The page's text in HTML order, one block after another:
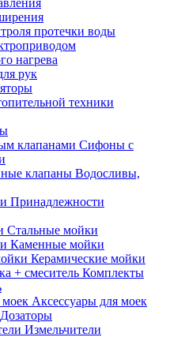
протечки воды
нагрева
рук
техники
Сифоны с
Водосливы,
Принадлежности
Стальные мойки
Каменные мойки
Керамические мойки
Комплекты
Аксессуары для моек
Дозаторы
Измельчители